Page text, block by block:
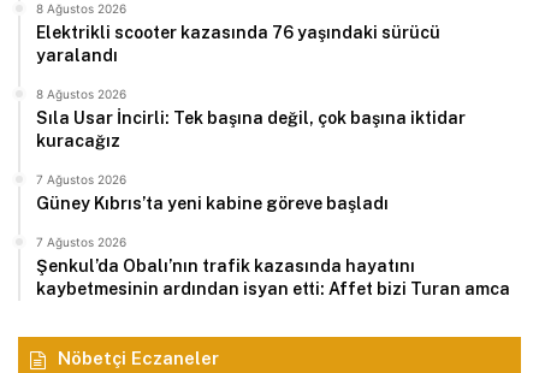
8 Ağustos 2026
Elektrikli scooter kazasında 76 yaşındaki sürücü
yaralandı
8 Ağustos 2026
Sıla Usar İncirli: Tek başına değil, çok başına iktidar
kuracağız
7 Ağustos 2026
Güney Kıbrıs’ta yeni kabine göreve başladı
7 Ağustos 2026
Şenkul’da Obalı’nın trafik kazasında hayatını
kaybetmesinin ardından isyan etti: Affet bizi Turan amca
Nöbetçi Eczaneler